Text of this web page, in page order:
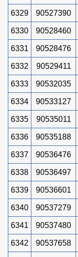
6329 90527390
6330 90528460
6331 90528476
6332 90529411
6333 90532035
6334 90533127
6335 90535011
6336 90535188
6337 90536476
6338 90536497
6339 90536601
6340 90537279
6341 90537480
6342 90537658